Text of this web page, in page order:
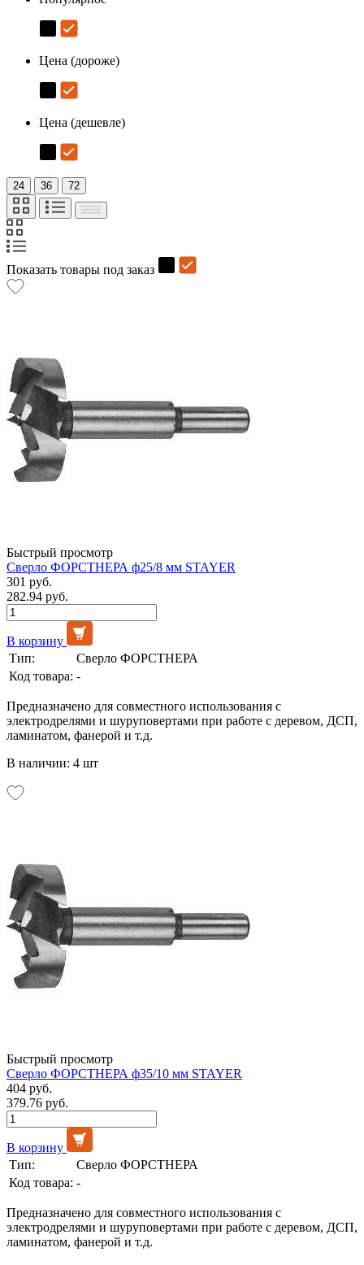
Цена (дороже)
Цена (дешевле)
24 36 72
Показать товары под заказ
Быстрый просмотр
Сверло ФОРСТНЕРА ф25/8 мм STAYER
301 руб.
282.94 руб.
В корзину
Тип:
Сверло ФОРСТНЕРА
Код товара: -
Предназначено для совместного использования с
электродрелями и шуруповертами при работе с деревом, ДСП,
ламинатом, фанерой и т.д.
В наличии: 4 шт
Быстрый просмотр
Сверло ФОРСТНЕРА ф35/10 мм STAYER
404 руб.
379.76 руб.
В корзину
Тип:
Сверло ФОРСТНЕРА
Код товара: -
Предназначено для совместного использования с
электродрелями и шуруповертами при работе с деревом, ДСП,
ламинатом, фанерой и т.д.